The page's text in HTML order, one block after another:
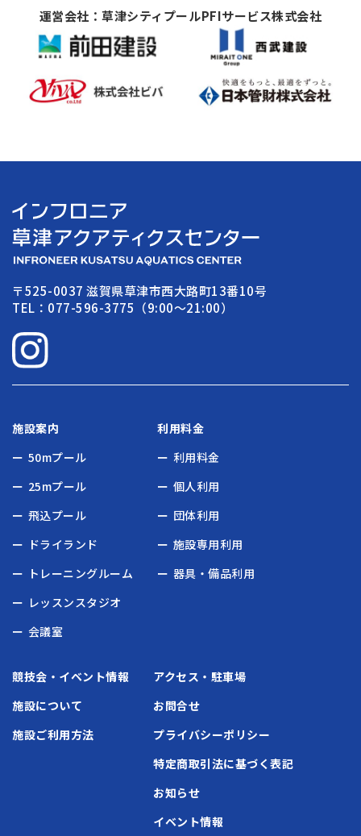
運営会社：草津シティプールPFIサービス株式会社
〒525-0037 滋賀県草津市西大路町13番10号
TEL：077-596-3775（9:00〜21:00）
施設案内
50mプール
25mプール
飛込プール
ドライランド
トレーニングルーム
レッスンスタジオ
会議室
利用料金
利用料金
個人利用
団体利用
施設専用利用
器具・備品利用
競技会・イベント情報
施設について
施設ご利用方法
アクセス・駐車場
お問合せ
プライバシーポリシー
特定商取引法に基づく表記
お知らせ
イベント情報